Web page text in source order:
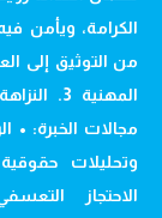
الكرامة، ويأمن
مجالات الخبرة: •
وتحليلات
الاحتجاز